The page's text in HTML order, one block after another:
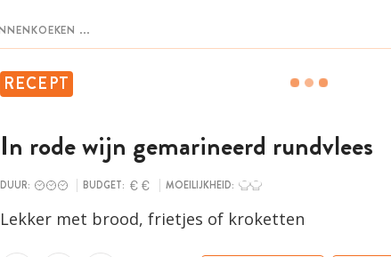
RECEPT
In rode wijn gemarineerd rundvlees
DUUR: BUDGET: MOEILIJKHEID:
Lekker met brood, frietjes of kroketten